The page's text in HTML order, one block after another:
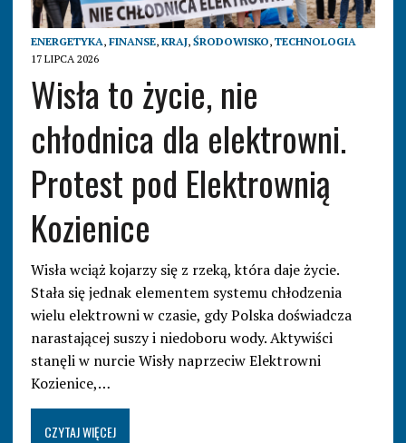
ENERGETYKA, FINANSE, KRAJ, ŚRODOWISKO, TECHNOLOGIA
17 LIPCA 2026
Wisła to życie, nie
chłodnica dla elektrowni.
Protest pod Elektrownią
Kozienice
Wisła wciąż kojarzy się z rzeką, która daje życie.
Stała się jednak elementem systemu chłodzenia
wielu elektrowni w czasie, gdy Polska doświadcza
narastającej suszy i niedoboru wody. Aktywiści
stanęli w nurcie Wisły naprzeciw Elektrowni
Kozienice,…
CZYTAJ WIĘCEJ